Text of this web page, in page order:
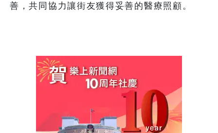
善，共同協力讓街友獲得妥善的醫療照顧。